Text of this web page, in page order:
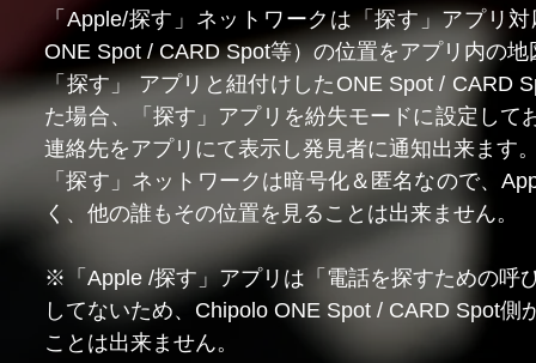
「Apple/探す」ネットワークは「探す」アプリ
ONE Spot / CARD Spot等）の位置をアプリ内の
「探す」 アプリと紐付けしたONE Spot / CARD
た場合、「探す」アプリを紛失モードに設定して
連絡先をアプリにて表示し発見者に通知出来ます
「探す」ネットワークは暗号化＆匿名なので、
く、他の誰もその位置を見ることは出来ません。
※「Apple /探す」アプリは「電話を探すための呼
してないため、Chipolo ONE Spot / CARD Spot側
ことは出来ません。